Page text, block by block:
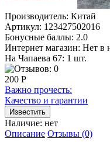
Производитель: Китай
Артикул: 123427502016
Бонусные баллы: 2.0
Интернет магазин: Нет в
На Чапаева 67: 1 шт.
200 Р
Важно прочесть:
Качество и гарантии
Наличие: нет
Описание Отзывы (0)